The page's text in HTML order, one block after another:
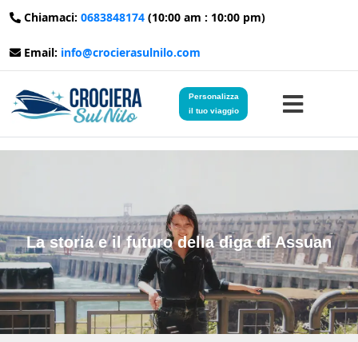
Chiamaci: 0683848174 (10:00 am : 10:00 pm)
Email: info@crocierasulnilo.com
Personalizza
il tuo viaggio
Viaggi in Egitto
Crociere sul Nilo
Viaggi in Giordania
La storia e il futuro della diga di Assuan